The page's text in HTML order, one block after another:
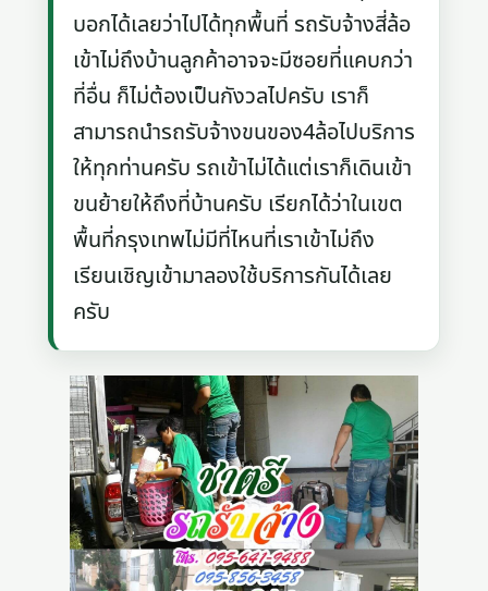
บอกได้เลยว่าไปได้ทุกพื้นที่ รถรับจ้างสี่ล้อ
เข้าไม่ถึงบ้านลูกค้าอาจจะมีซอยที่แคบกว่า
ที่อื่น ก็ไม่ต้องเป็นกังวลไปครับ เราก็
สามารถนำรถรับจ้างขนของ4ล้อไปบริการ
ให้ทุกท่านครับ รถเข้าไม่ได้แต่เราก็เดินเข้า
ขนย้ายให้ถึงที่บ้านครับ เรียกได้ว่าในเขต
พื้นที่กรุงเทพไม่มีที่ไหนที่เราเข้าไม่ถึง
เรียนเชิญเข้ามาลองใช้บริการกันได้เลย
ครับ